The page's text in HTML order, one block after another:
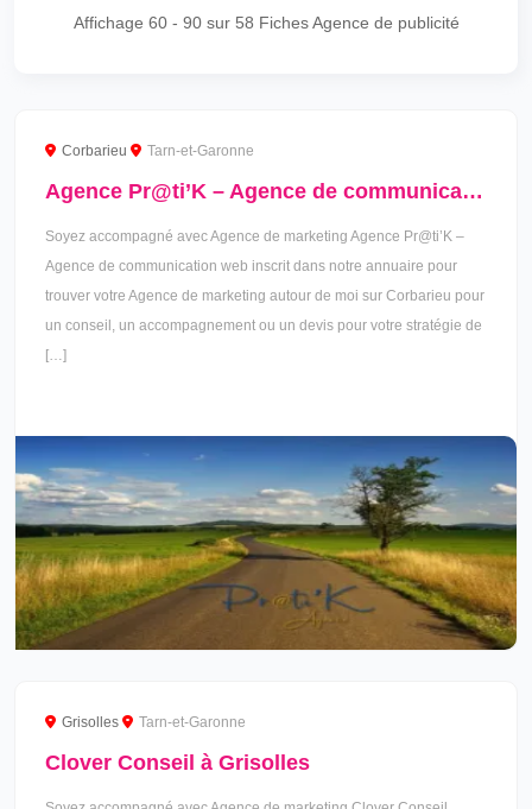
Affichage 60 - 90sur 58 Fiches Agence de publicité
Corbarieu Tarn-et-Garonne
Agence Pr@ti’K – Agence de communication web à Corbarieu
Soyez accompagné avec Agence de marketing Agence Pr@ti’K –
Agence de communication web inscrit dans notre annuaire pour
trouver votre Agence de marketing autour de moi sur Corbarieu pour
un conseil, un accompagnement ou un devis pour votre stratégie de
[…]
Grisolles Tarn-et-Garonne
Clover Conseil à Grisolles